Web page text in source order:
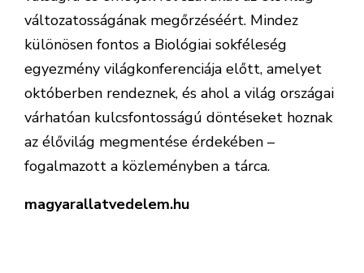
változatosságának megőrzéséért. Mindez
különösen fontos a Biológiai sokféleség
egyezmény világkonferenciája előtt, amelyet
októberben rendeznek, és ahol a világ országai
várhatóan kulcsfontosságú döntéseket hoznak
az élővilág megmentése érdekében –
fogalmazott a közleményben a tárca.
magyarallatvedelem.hu